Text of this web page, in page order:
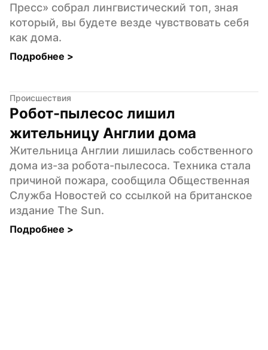
Пресс» собрал лингвистический топ, зная
который, вы будете везде чувствовать себя
как дома.
Подробнее >
Происшествия
Робот-пылесос лишил
жительницу Англии дома
Жительница Англии лишилась собственного
дома из-за робота-пылесоса. Техника стала
причиной пожара, сообщила Общественная
Служба Новостей со ссылкой на британское
издание The Sun.
Подробнее >